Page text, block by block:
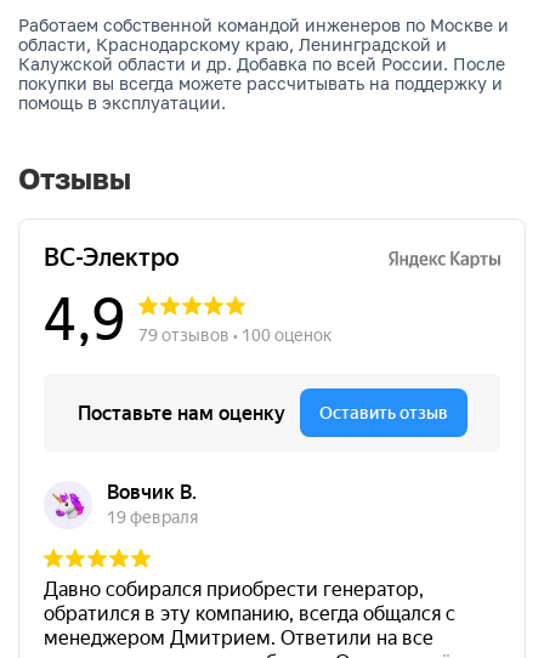
Работаем собственной командой инженеров по Москве и
области, Краснодарскому краю, Ленинградской и
Калужской области и др. Добавка по всей России. После
покупки вы всегда можете рассчитывать на поддержку и
помощь в эксплуатации.
Отзывы